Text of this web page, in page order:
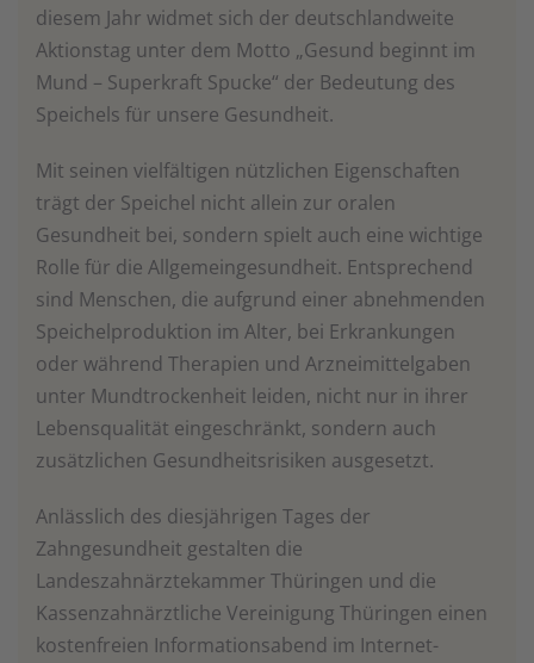
diesem Jahr widmet sich der deutschlandweite
Aktionstag unter dem Motto „Gesund beginnt im
Mund – Superkraft Spucke“ der Bedeutung des
Speichels für unsere Gesundheit.
Mit seinen vielfältigen nützlichen Eigenschaften
trägt der Speichel nicht allein zur oralen
Gesundheit bei, sondern spielt auch eine wichtige
Rolle für die Allgemeingesundheit. Entsprechend
sind Menschen, die aufgrund einer abnehmenden
Speichelproduktion im Alter, bei Erkrankungen
oder während Therapien und Arzneimittelgaben
unter Mundtrockenheit leiden, nicht nur in ihrer
Lebensqualität eingeschränkt, sondern auch
zusätzlichen Gesundheitsrisiken ausgesetzt.
Anlässlich des diesjährigen Tages der
Zahngesundheit gestalten die
Landeszahnärztekammer Thüringen und die
Kassenzahnärztliche Vereinigung Thüringen einen
kostenfreien Informationsabend im Internet-